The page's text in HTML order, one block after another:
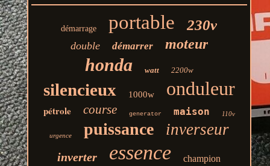
démarrage portable 230v
double démarrer moteur
honda watt 2200w
silencieux 1000w onduleur
pétrole course generator maison 110v
urgence puissance inverseur
inverter essence champion